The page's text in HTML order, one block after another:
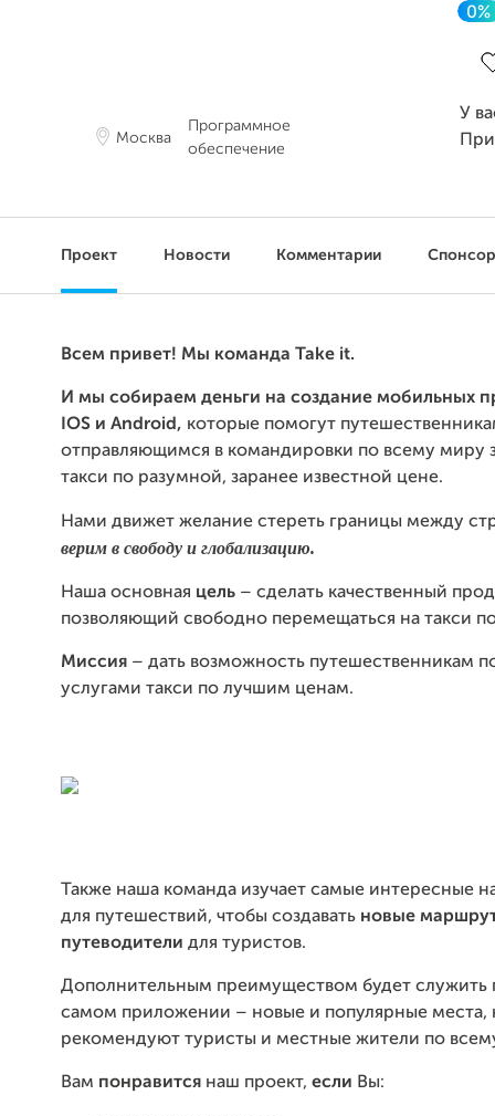
Москва
Программное
обеспечение
0%
У
Проект Новости Комментарии
Всем привет! Мы команда Take it.
И мы собираем деньги на создание мобильных
IOS и Android, которые помогут
отправляющимся в командировки по всему миру
такси по разумной, заранее известной цене.
Нами движет желание стереть границы между
верим в свободу и глобализацию.
Наша основная цель – сделать качественный
позволяющий свободно перемещаться на такси
Миссия – дать возможность путешественникам
услугами такси по лучшим ценам.
Также наша команда изучает самые интересные
для путешествий, чтобы создавать новые
путеводители для туристов.
Дополнительным преимуществом будет служить
самом приложении – новые и популярные места,
рекомендуют туристы и местные жители по
Вам понравится наш проект, если Вы: